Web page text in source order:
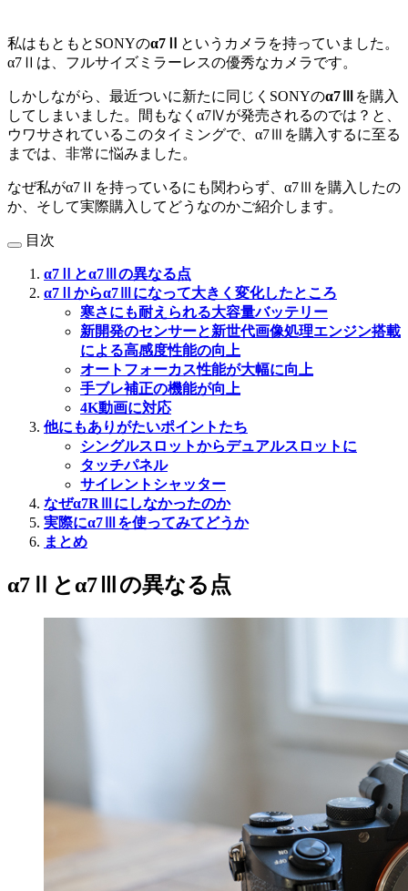
私はもともとSONYのα7Ⅱ
というカメラを持っていました。
α7Ⅱは、フルサイズミラーレスの優秀なカメラです。
しかしながら、最近ついに新たに同じくSONYのα7Ⅲ
を購入
してしまいました。間もなくα7Ⅳが発売されるのでは？と、
ウワサされているこのタイミングで、α7Ⅲを購入するに至る
までは、非常に悩みました。
なぜ私がα7Ⅱを持っているにも関わらず、α7Ⅲを購入したの
か、そして実際購入してどうなのかご紹介します。
目次
α7Ⅱとα7Ⅲの異なる点
α7Ⅱからα7Ⅲになって大きく変化したところ
寒さにも耐えられる大容量バッテリー
新開発のセンサーと新世代画像処理エンジン搭載
による高感度性能の向上
オートフォーカス性能が大幅に向上
手ブレ補正の機能が向上
4K動画に対応
他にもありがたいポイントたち
シングルスロットからデュアルスロットに
タッチパネル
サイレントシャッター
なぜα7RⅢにしなかったのか
実際にα7Ⅲを使ってみてどうか
まとめ
α7Ⅱとα7Ⅲの異なる点